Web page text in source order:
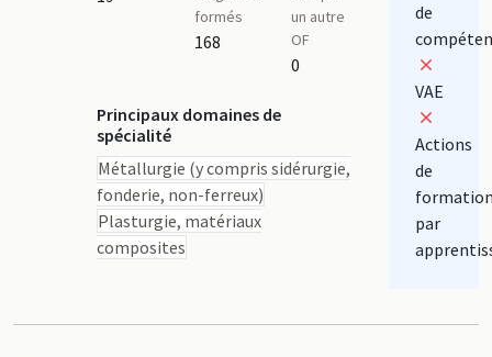
formés
168
un autre
OF
0
Principaux domaines de
spécialité
Métallurgie (y compris sidérurgie,
fonderie, non-ferreux)
Plasturgie, matériaux
composites
de
VAE
Actions
de
par